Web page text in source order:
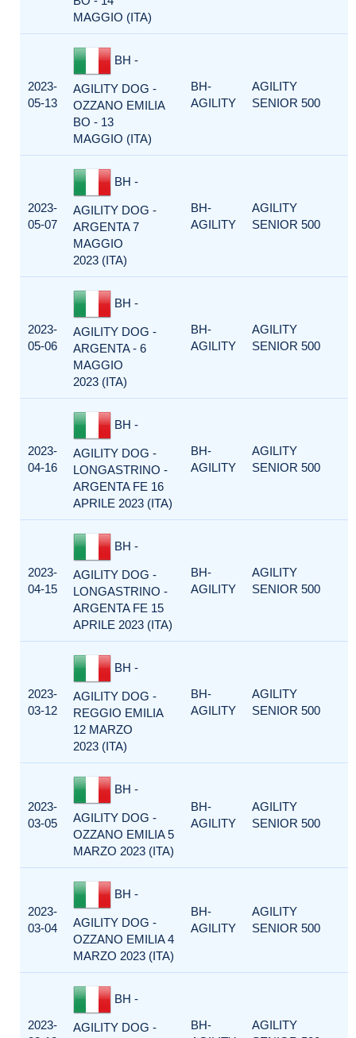
MAGGIO (ITA)
2023-
05-13
BH -
AGILITY DOG -
OZZANO EMILIA
BO - 13
MAGGIO (ITA)
BH-
AGILITY
AGILITY
SENIOR 500
2023-
05-07
BH -
AGILITY DOG -
ARGENTA 7
MAGGIO
2023 (ITA)
BH-
AGILITY
AGILITY
SENIOR 500
2023-
05-06
BH -
AGILITY DOG -
ARGENTA - 6
MAGGIO
2023 (ITA)
BH-
AGILITY
AGILITY
SENIOR 500
2023-
04-16
BH -
AGILITY DOG -
LONGASTRINO -
ARGENTA FE 16
APRILE 2023 (ITA)
BH-
AGILITY
AGILITY
SENIOR 500
2023-
04-15
BH -
AGILITY DOG -
LONGASTRINO -
ARGENTA FE 15
APRILE 2023 (ITA)
BH-
AGILITY
AGILITY
SENIOR 500
2023-
03-12
BH -
AGILITY DOG -
REGGIO EMILIA
12 MARZO
2023 (ITA)
BH-
AGILITY
AGILITY
SENIOR 500
2023-
03-05
BH -
AGILITY DOG -
OZZANO EMILIA 5
MARZO 2023 (ITA)
BH-
AGILITY
AGILITY
SENIOR 500
2023-
03-04
BH -
AGILITY DOG -
OZZANO EMILIA 4
MARZO 2023 (ITA)
BH-
AGILITY
AGILITY
SENIOR 500
2023-
BH -
AGILITY DOG -
BH-
AGILITY